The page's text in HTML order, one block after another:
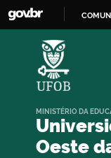
Oeste
MINISTÉRIO DA